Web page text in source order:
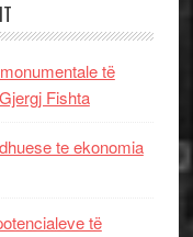
të
Fishta
te ekonomia
të